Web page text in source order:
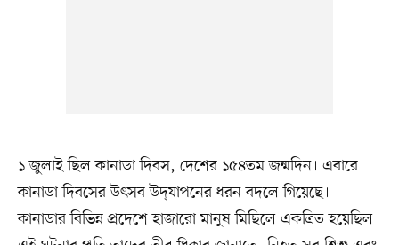
১ জুলাই ছিল কানাডা দিবস, দেশের ১৫৪তম জন্মদিন। এবারে
কানাডা দিবসের উৎসব উদ্‌যাপনের ধরন বদলে গিয়েছে।
কানাডার বিভিন্ন প্রদেশে হাজারো মানুষ মিছিলে একত্রিত হয়েছিল